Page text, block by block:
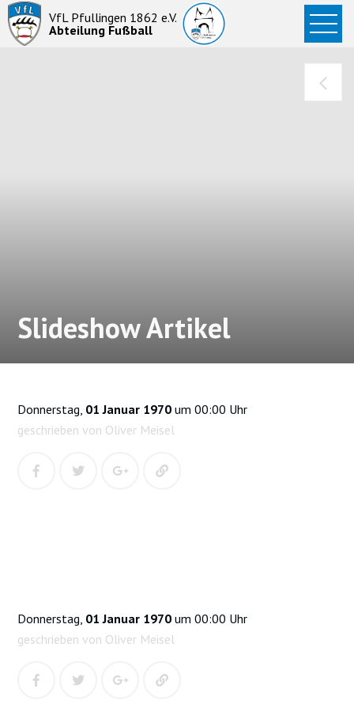
VfL Pfullingen 1862 e.V.
Abteilung Fußball
Startseite
News
Slideshow Artikel
Donnerstag, 01 Januar 1970 um 00:00 Uhr
geschrieben von Oliver Meisel
Donnerstag, 01 Januar 1970 um 00:00 Uhr
geschrieben von Oliver Meisel